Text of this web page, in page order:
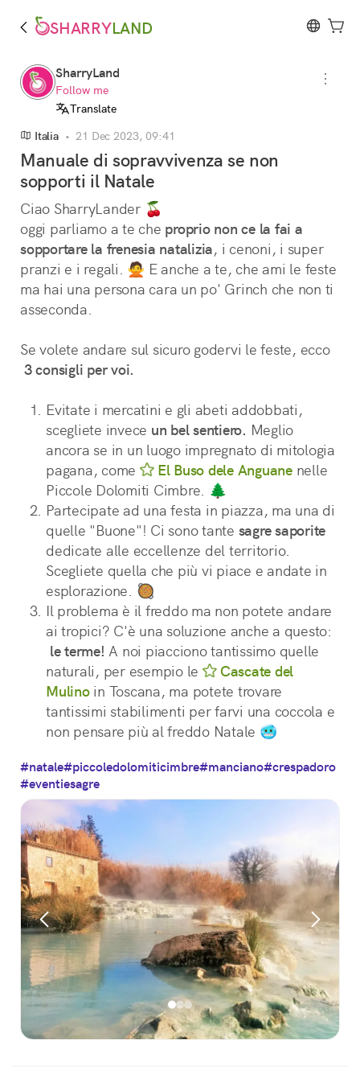
SHARRYLAND
SharryLand
Follow me
Translate
Italia•21 Dec 2023, 09:41
Manuale di sopravvivenza se non
sopporti il Natale
Ciao SharryLander 🍒
oggi parliamo a te che proprio non ce la fai a
sopportare la frenesia natalizia, i cenoni, i super
pranzi e i regali. 🙅 E anche a te, che ami le feste
ma hai una persona cara un po' Grinch che non ti
asseconda.
Se volete andare sul sicuro godervi le feste, ecco
3 consigli per voi.
Evitate i mercatini e gli abeti addobbati,
scegliete invece un bel sentiero. Meglio
ancora se in un luogo impregnato di mitologia
pagana, come
El Buso dele Anguane nelle
Piccole Dolomiti Cimbre. 🌲
Partecipate ad una festa in piazza, ma una di
quelle "Buone"! Ci sono tante sagre saporite
dedicate alle eccellenze del territorio.
Scegliete quella che più vi piace e andate in
esplorazione. 🥘
Il problema è il freddo ma non potete andare
ai tropici? C'è una soluzione anche a questo:
le terme! A noi piacciono tantissimo quelle
naturali, per esempio le
Cascate del
Mulino in Toscana, ma potete trovare
tantissimi stabilimenti per farvi una coccola e
non pensare più al freddo Natale 🥶
#natale#piccoledolomiticimbre#manciano#crespadoro
#eventiesagre